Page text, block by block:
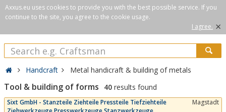
Axxus.eu uses cookies to provide you with the best possible service. If you
continue to the site, you agree to the cookie usage.
I agree. ×
Handcraft Metal handicraft & building of metals
Tool & building of forms 40 results found
Sixt GmbH - Stanzteile Ziehteile Pressteile Tiefziehteile
Magstadt